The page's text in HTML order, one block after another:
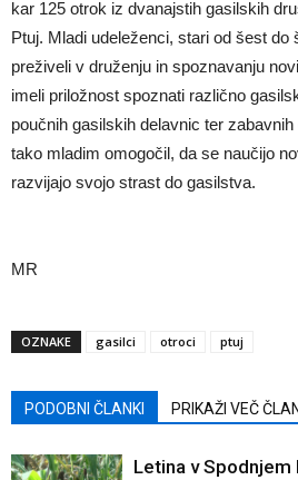
kar 125 otrok iz dvanajstih gasilskih
Ptuj. Mladi udeleženci, stari od šest do
preživeli v druženju in spoznavanju
imeli priložnost spoznati različno
poučnih gasilskih delavnic ter zabavnih
tako mladim omogočil, da se naučijo
razvijajo svojo strast do gasilstva.
MR
OZNAKE gasilci otroci ptuj
PODOBNI ČLANKI PRIKAŽI VEČ
Letina v Spodnjem